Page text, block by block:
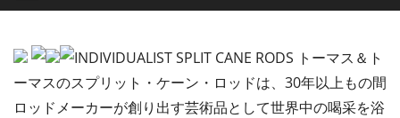
トーマス＆ト
ーマスのスプリット・ケーン・ロッドは、30年以上もの間
ロッドメーカーが創り出す芸術品として世界中の喝采を浴